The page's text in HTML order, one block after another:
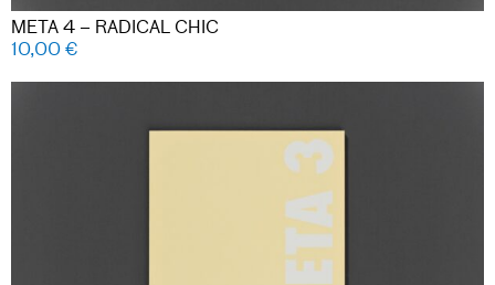
META 4 – RADICAL CHIC
10,00€